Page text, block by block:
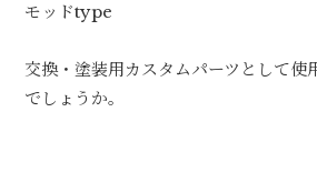
モッドtype
交換・塗装用カスタムパーツとして使
でしょうか。